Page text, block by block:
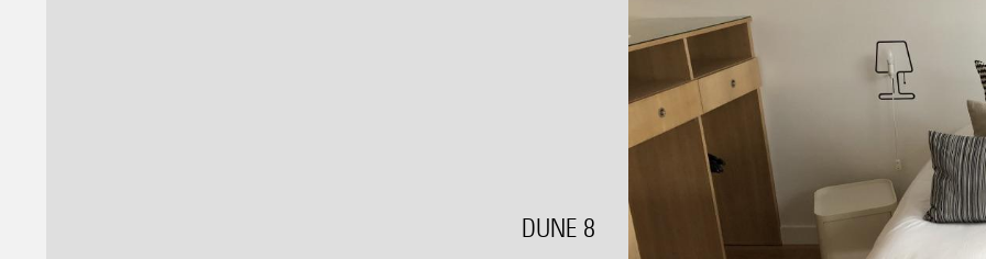
DUNE 8